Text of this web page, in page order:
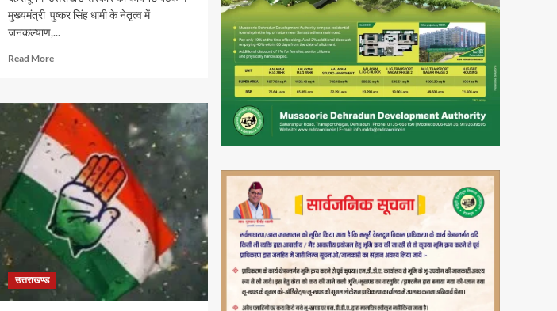
मुख्यमंत्री पुष्कर सिंह धामी के नेतृत्व में
जनकल्याण,...
Read MoreRead
जनकल्याण,
रोजगार,
श्रमिक
हित
और
आधारभूत
विकास
को
नई
गति
धामी
कैबिनेट
उत्तराखण्ड